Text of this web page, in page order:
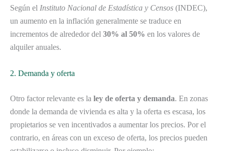
Según el Instituto Nacional de Estadística y Censos (INDEC),
un aumento en la inflación generalmente se traduce en
incrementos de alrededor del 30% al 50% en los valores de
alquiler anuales.
2. Demanda y oferta
Otro factor relevante es la ley de oferta y demanda. En zonas
donde la demanda de vivienda es alta y la oferta es escasa, los
propietarios se ven incentivados a aumentar los precios. Por el
contrario, en áreas con un exceso de oferta, los precios pueden